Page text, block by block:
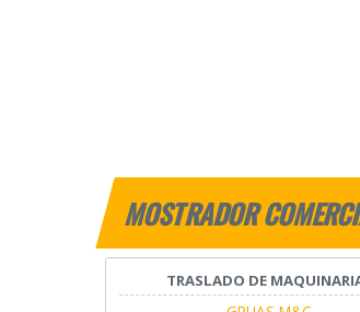
MOSTRADOR
TRASLADO DE